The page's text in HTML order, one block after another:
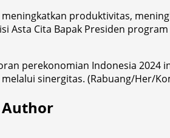
meningkatkan produktivitas,
Asta Cita Bapak Presiden
perekonomian Indonesia 2024
sinergitas. (Rabuang/Her/